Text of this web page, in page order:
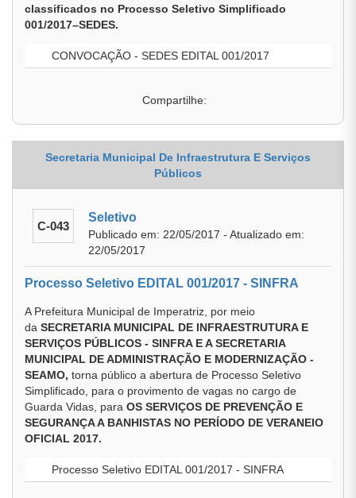
classificados no Processo Seletivo Simplificado
001/2017–SEDES.
CONVOCAÇÃO - SEDES EDITAL 001/2017
Compartilhe:
Secretaria Municipal De Infraestrutura E Serviços
Públicos
C-043
Seletivo
Publicado em: 22/05/2017 - Atualizado em:
22/05/2017
Processo Seletivo EDITAL 001/2017 - SINFRA
A Prefeitura Municipal de Imperatriz, por meio
da SECRETARIA MUNICIPAL DE INFRAESTRUTURA E
SERVIÇOS PÚBLICOS - SINFRA E A SECRETARIA
MUNICIPAL DE ADMINISTRAÇÃO E MODERNIZAÇÃO -
SEAMO, torna público a abertura de Processo Seletivo
Simplificado, para o provimento de vagas no cargo de
Guarda Vidas, para OS SERVIÇOS DE PREVENÇÃO E
SEGURANÇA A BANHISTAS NO PERÍODO DE VERANEIO
OFICIAL 2017.
Processo Seletivo EDITAL 001/2017 - SINFRA